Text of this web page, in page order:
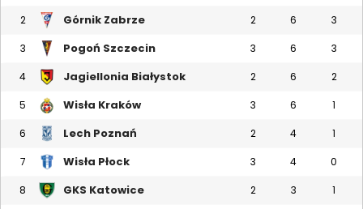
2 Górnik Zabrze 2 6 3
3 Pogoń Szczecin 3 6 3
4 Jagiellonia Białystok 2 6 2
5 Wisła Kraków 3 6 1
6 Lech Poznań 2 4 1
7 Wisła Płock 3 4 0
8 GKS Katowice 2 3 1